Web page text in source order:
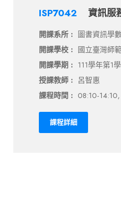
ISP7042 資訊服
開課系所 : 圖書資訊學
開課學校 : 國立臺灣師
開課學期 : 111學年第1
授課教師 : 呂智惠
課程時間 : 08:10-
課程詳細